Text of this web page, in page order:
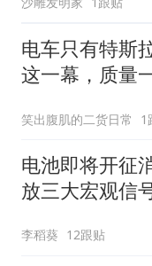
电车只有特斯
这一幕，质量
笑出腹肌的二货日常 1
电池即将开征
放三大宏观信
李稻葵 12跟贴